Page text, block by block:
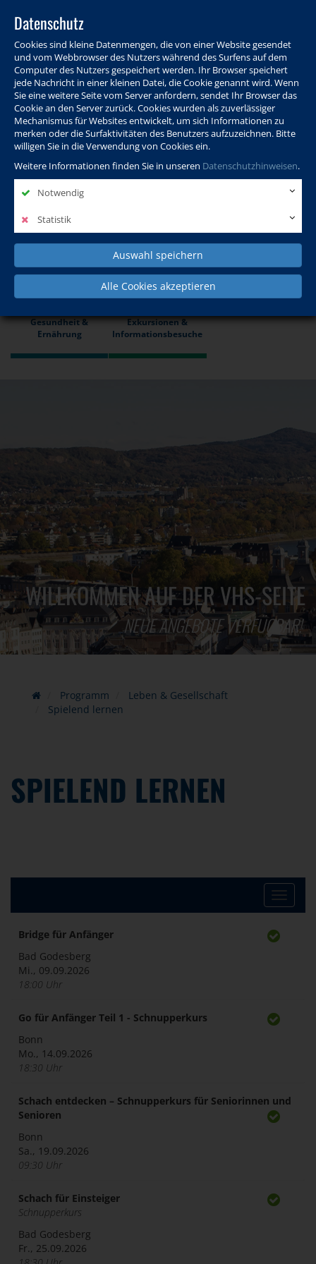
Datenschutz
Cookies sind kleine Datenmengen, die von einer Website gesendet
und vom Webbrowser des Nutzers während des Surfens auf dem
Computer des Nutzers gespeichert werden. Ihr Browser speichert
jede Nachricht in einer kleinen Datei, die Cookie genannt wird. Wenn
Sie eine weitere Seite vom Server anfordern, sendet Ihr Browser das
Cookie an den Server zurück. Cookies wurden als zuverlässiger
Mechanismus für Websites entwickelt, um sich Informationen zu
merken oder die Surfaktivitäten des Benutzers aufzuzeichnen. Bitte
willigen Sie in die Verwendung von Cookies ein.
Weitere Informationen finden Sie in unseren Datenschutzhinweisen.
Notwendig
Statistik
Auswahl speichern
Alle Cookies akzeptieren
Programm Info & Service Aktuelles Warenkorb Login
Ansprechpersonen Kontakt Sitemap
Politik, Wissenschaft &
Internationales
Beruf, IT & Digitales
Gesundheit &
Ernährung
Exkursionen &
Informationsbesuche
WILLKOMMEN AUF DER VHS-SEITE
NEUE ANGEBOTE VERFÜGBAR!
Programm
Leben & Gesellschaft
Spielend lernen
SPIELEND LERNEN
Toggle
Bridge für Anfänger
Bad Godesberg
Mi., 09.09.2026
18:00 Uhr
Go für Anfänger Teil 1 - Schnupperkurs
Bonn
Mo., 14.09.2026
18:30 Uhr
Schach entdecken – Schnupperkurs für Seniorinnen und
Senioren
Bonn
Sa., 19.09.2026
09:30 Uhr
Schach für Einsteiger
Schnupperkurs
Bad Godesberg
Fr., 25.09.2026